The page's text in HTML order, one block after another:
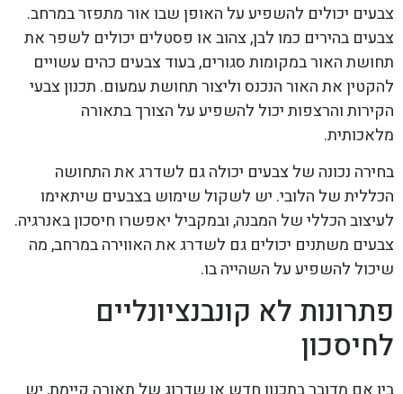
צבעים יכולים להשפיע על האופן שבו אור מתפזר במרחב.
צבעים בהירים כמו לבן, צהוב או פסטלים יכולים לשפר את
תחושת האור במקומות סגורים, בעוד צבעים כהים עשויים
להקטין את האור הנכנס וליצור תחושת עמעום. תכנון צבעי
הקירות והרצפות יכול להשפיע על הצורך בתאורה
מלאכותית.
בחירה נכונה של צבעים יכולה גם לשדרג את התחושה
הכללית של הלובי. יש לשקול שימוש בצבעים שיתאימו
לעיצוב הכללי של המבנה, ובמקביל יאפשרו חיסכון באנרגיה.
צבעים משתנים יכולים גם לשדרג את האווירה במרחב, מה
שיכול להשפיע על השהייה בו.
פתרונות לא קונבנציונליים
לחיסכון